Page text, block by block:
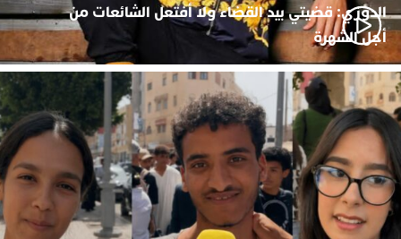
الدوزي: قضيتي بيد القضاء ولا أفتعل الشائعات من
أجل الشهرة